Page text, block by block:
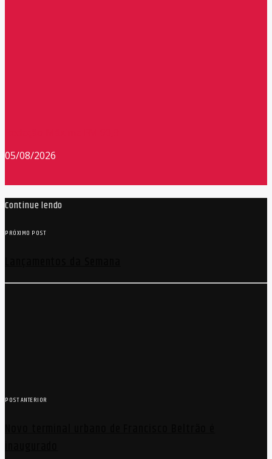
05/08/2026
Continue lendo
PRÓXIMO POST
POST ANTERIOR